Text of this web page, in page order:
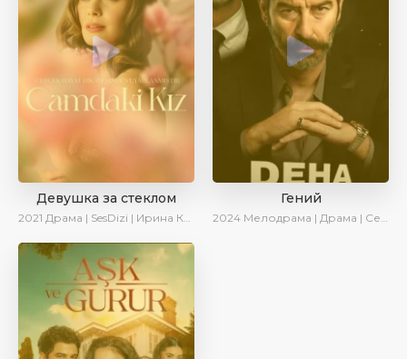
Девушка за стеклом
2021 Драма | SesDizi | Ирина Котова
Гений
2024 Мелодрама | Драма | Сериалы 2024